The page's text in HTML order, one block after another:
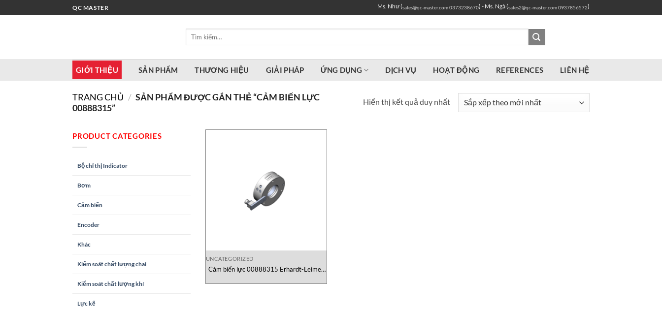
qua
QC MASTER Ms. Như (sales@qc-master.com0373238670) - Ms. Ngà (sales2@qc-master.com0937856572)
Tìm
GIỚI THIỆU SẢN PHẨM THƯƠNG HIỆU GIẢI PHÁP ỨNG DỤNG DỊCH VỤ HOẠT ĐỘNG REFERENCES LIÊN HỆ
TRANG CHỦ / SẢN PHẨM ĐƯỢC GẮN THẺ “CẢM BIẾN LỰC
00888315”
Hiển thị kết quả duy nhất
PRODUCT CATEGORIES
Bộ chỉ thị Indicator
Bơm
Cảm biến
Encoder
Khác
Kiểm soát chất lượng chai
Kiểm soát chất lượng khí
Lực kế
UNCATEGORIZED
Cảm biến lực 00888315 Erhardt-Leimer